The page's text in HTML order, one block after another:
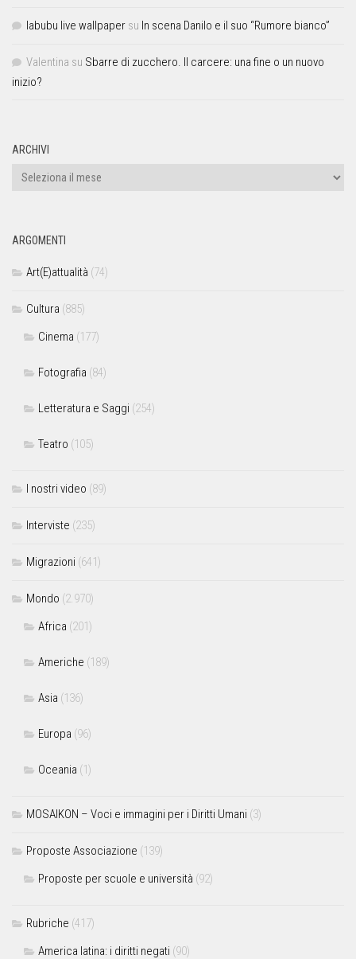
labubu live wallpaper su In scena Danilo e il suo “Rumore bianco”
Valentina su Sbarre di zucchero. Il carcere: una fine o un nuovo
inizio?
ARCHIVI
ARGOMENTI
Art(E)attualità (74)
Cultura (885)
Cinema (177)
Fotografia (84)
Letteratura e Saggi (254)
Teatro (105)
I nostri video (89)
Interviste (235)
Migrazioni (641)
Mondo (2.970)
Africa (201)
Americhe (189)
Asia (136)
Europa (96)
Oceania (1)
MOSAIKON – Voci e immagini per i Diritti Umani (3)
Proposte Associazione (139)
Proposte per scuole e università (92)
Rubriche (417)
America latina: i diritti negati (90)